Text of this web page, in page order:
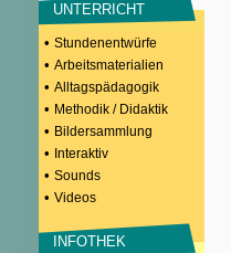
UNTERRICHT
• Stundenentwürfe
• Arbeitsmaterialien
• Alltagspädagogik
• Methodik / Didaktik
• Bildersammlung
• Interaktiv
• Sounds
• Videos
INFOTHEK